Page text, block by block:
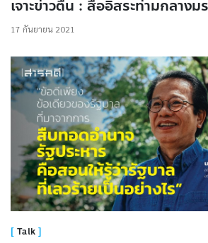
เจาะข่าวตื้น : สื่ออิสระท่ามกลาง
17 กันยายน 2021
Talk